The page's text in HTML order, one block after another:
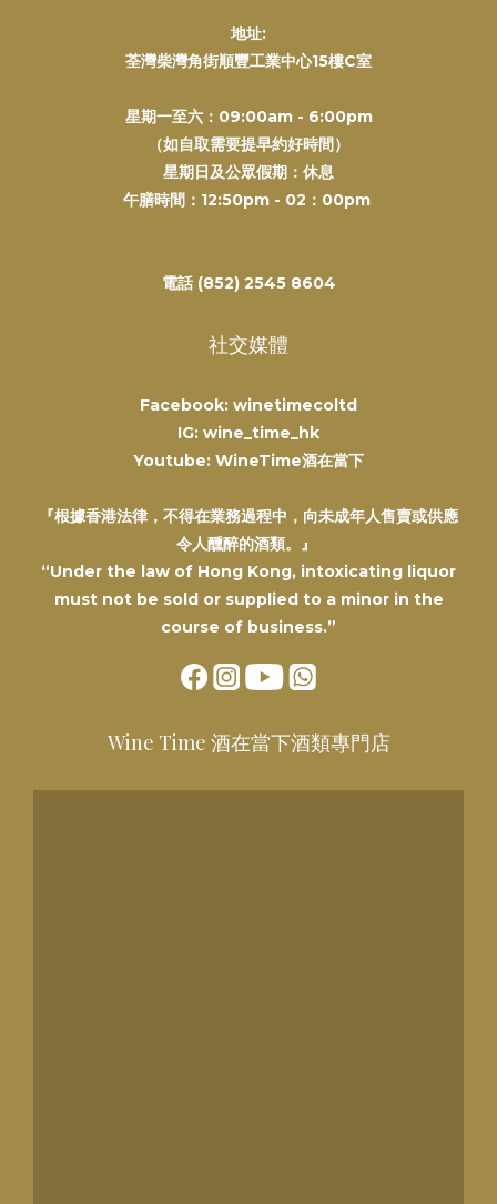
地址:
荃灣柴灣角街順豐工業中心15樓C室
星期一至六：09:00am - 6:00pm
（如自取需要提早約好時間）
星期日及公眾假期：休息
午膳時間：12:50pm - 02：00pm
電話 (852) 2545 8604
社交媒體
Facebook: winetimecoltd
IG: wine_time_hk
Youtube: WineTime酒在當下
『根據香港法律，不得在業務過程中，向未成年人售賣或供應
令人醺醉的酒類。』
“Under the law of Hong Kong, intoxicating liquor
must not be sold or supplied to a minor in the
course of business.”
Wine Time 酒在當下酒類專門店